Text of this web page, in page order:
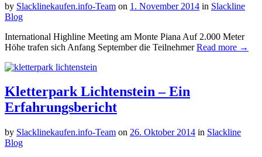
by Slacklinekaufen.info-Team on 1. November 2014 in Slackline
Blog
International Highline Meeting am Monte Piana Auf 2.000 Meter
Höhe trafen sich Anfang September die TeilnehmerRead more →
Kletterpark Lichtenstein – Ein
Erfahrungsbericht
by Slacklinekaufen.info-Team on 26. Oktober 2014 in Slackline
Blog